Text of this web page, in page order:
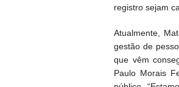
registro sejam
Atualmente,
gestão de
que vêm
Paulo Morais